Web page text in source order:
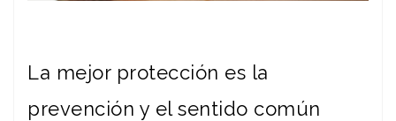
La mejor protección es la
prevención y el sentido común